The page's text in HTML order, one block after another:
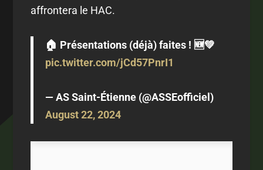
affrontera le HAC.
🏠 Présentations (déjà) faites ! 🆕💚
pic.twitter.com/jCd57PnrI1
— AS Saint-Étienne (@ASSEofficiel)
August 22, 2024